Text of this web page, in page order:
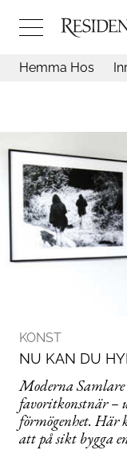
Trädgård
Video
Inredning
Livsstil
Resor
Mat & Dryck
Hemma Hos
KONST
NU KAN DU
Moderna
favoritkonstnär –
förmögenhet. Här
att på sikt bygga